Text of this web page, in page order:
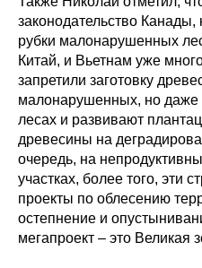
законодательство
рубки малонарушенных
Китай, и Вьетнам уже
запретили заготовку
малонарушенных, но даже
лесах и развивают
древесины на
очередь, на
участках, более того, эти
проекты по облесению
остепнение и
мегапроект – это Великая